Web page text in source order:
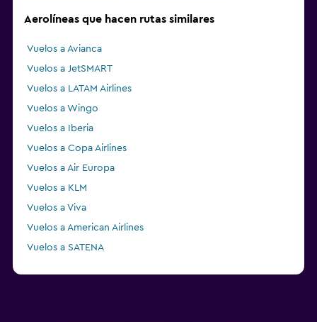
Aerolíneas que hacen rutas similares
Vuelos a Avianca
Vuelos a JetSMART
Vuelos a LATAM Airlines
Vuelos a Wingo
Vuelos a Iberia
Vuelos a Copa Airlines
Vuelos a Air Europa
Vuelos a KLM
Vuelos a Viva
Vuelos a American Airlines
Vuelos a SATENA